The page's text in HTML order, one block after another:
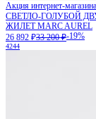
Акция интернет-магазина
СВЕТЛО-ГОЛУБОЙ
ЖИЛЕТ MARC AUREL
26 892 ₽33 200 ₽-19%
4244